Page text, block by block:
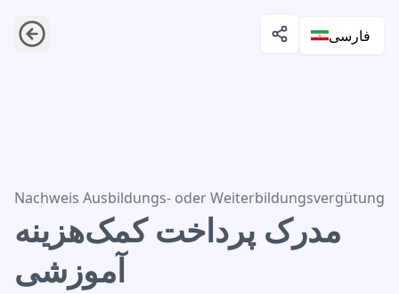
فارسی
مدرک پرداخت کمک‌هزینه آموزشی
Nachweis Ausbildungs- oder Weiterbildungsvergütung
مدرک پرداخت کمک‌هزینه
آموزشی